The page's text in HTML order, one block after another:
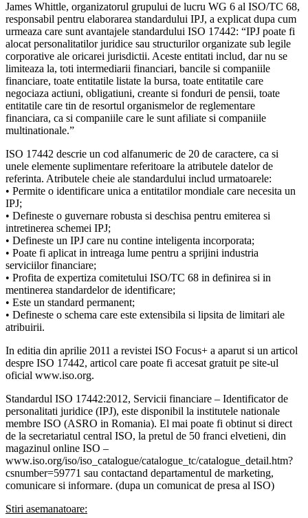
James Whittle, organizatorul grupului de lucru WG 6 al ISO/TC 68,
responsabil pentru elaborarea standardului IPJ, a explicat dupa cum
urmeaza care sunt avantajele standardului ISO 17442: “IPJ poate fi
alocat personalitatilor juridice sau structurilor organizate sub legile
corporative ale oricarei jurisdictii. Aceste entitati includ, dar nu se
limiteaza la, toti intermediarii financiari, bancile si companiile
financiare, toate entitatile listate la bursa, toate entitatile care
negociaza actiuni, obligatiuni, creante si fonduri de pensii, toate
entitatile care tin de resortul organismelor de reglementare
financiara, ca si companiile care le sunt afiliate si companiile
multinationale.”
ISO 17442 descrie un cod alfanumeric de 20 de caractere, ca si
unele elemente suplimentare referitoare la atributele datelor de
referinta. Atributele cheie ale standardului includ urmatoarele:
• Permite o identificare unica a entitatilor mondiale care necesita un
IPJ;
• Defineste o guvernare robusta si deschisa pentru emiterea si
intretinerea schemei IPJ;
• Defineste un IPJ care nu contine inteligenta incorporata;
• Poate fi aplicat in intreaga lume pentru a sprijini industria
serviciilor financiare;
• Profita de expertiza comitetului ISO/TC 68 in definirea si in
mentinerea standardelor de identificare;
• Este un standard permanent;
• Defineste o schema care este extensibila si lipsita de limitari ale
atribuirii.
In editia din aprilie 2011 a revistei ISO Focus+ a aparut si un articol
despre ISO 17442, articol care poate fi accesat gratuit pe site-ul
oficial www.iso.org.
Standardul ISO 17442:2012, Servicii financiare – Identificator de
personalitati juridice (IPJ), este disponibil la institutele nationale
membre ISO (ASRO in Romania). El mai poate fi obtinut si direct
de la secretariatul central ISO, la pretul de 50 franci elvetieni, din
magazinul online ISO –
www.iso.org/iso/iso_catalogue/catalogue_tc/catalogue_detail.htm?
csnumber=59771 sau contactand departamentul de marketing,
comunicare si informare. (dupa un comunicat de presa al ISO)
Stiri asemanatoare: